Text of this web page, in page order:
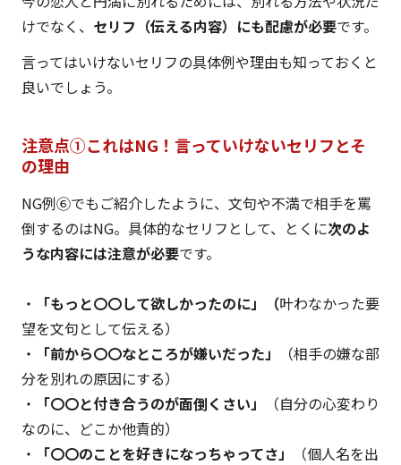
けでなく、 セリフ（伝える内容）にも配慮が必要です。
言ってはいけないセリフの具体例や理由も知っておくと
良いでしょう。
注意点①これはNG！言っていけないセリフとそ
の理由
NG例⑥でもご紹介したように、文句や不満で相手を罵
倒するのはNG。具体的なセリフとして、とくに次のよ
うな内容には注意が必要です。
・ 「もっと〇〇して欲しかったのに」（叶わなかった要
望を文句として伝える）
・
「前から〇〇なところが嫌いだった」
（相手の嫌な部
分を別れの原因にする）
・
「〇〇と付き合うのが面倒くさい」
（自分の心変わり
なのに、どこか他責的）
・
「〇〇のことを好きになっちゃってさ」
（個人名を出